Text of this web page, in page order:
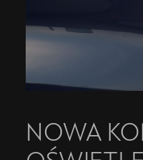
Przetestuj model z
NOWA